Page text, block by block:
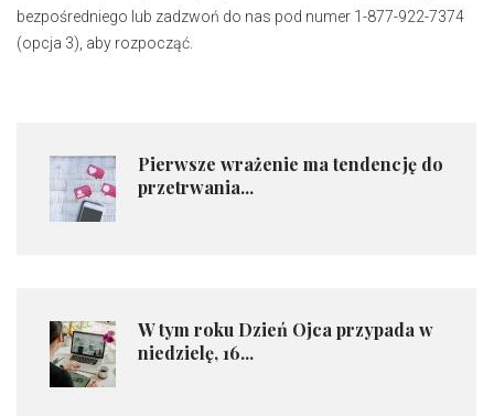
bezpośredniego lub zadzwoń do nas pod numer 1-877-922-7374
(opcja 3), aby rozpocząć.
Pierwsze wrażenie ma tendencję do
przetrwania...
W tym roku Dzień Ojca przypada w
niedzielę, 16...